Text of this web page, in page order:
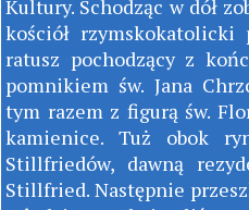
Kultury. Schodząc w dół
kościół rzymskokatolicki
ratusz pochodzący z
pomnikiem św. Jana
tym razem z figurą św.
kamienice. Tuż obok
Stillfriedów, dawną
Stillfried. Następnie